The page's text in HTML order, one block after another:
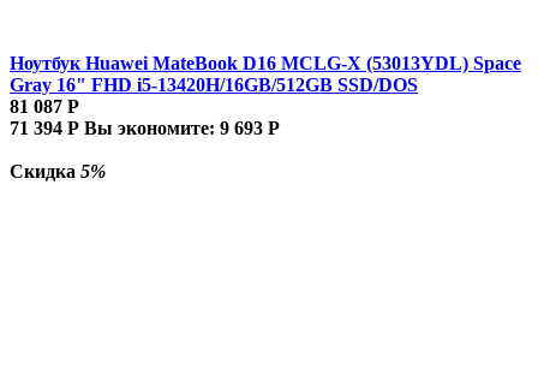
Ноутбук Huawei MateBook D16 MCLG-X (53013YDL) Space
Gray 16" FHD i5-13420H/16GB/512GB SSD/DOS
81 087 Р
71 394 Р Вы экономите: 9 693 Р
Скидка 5%